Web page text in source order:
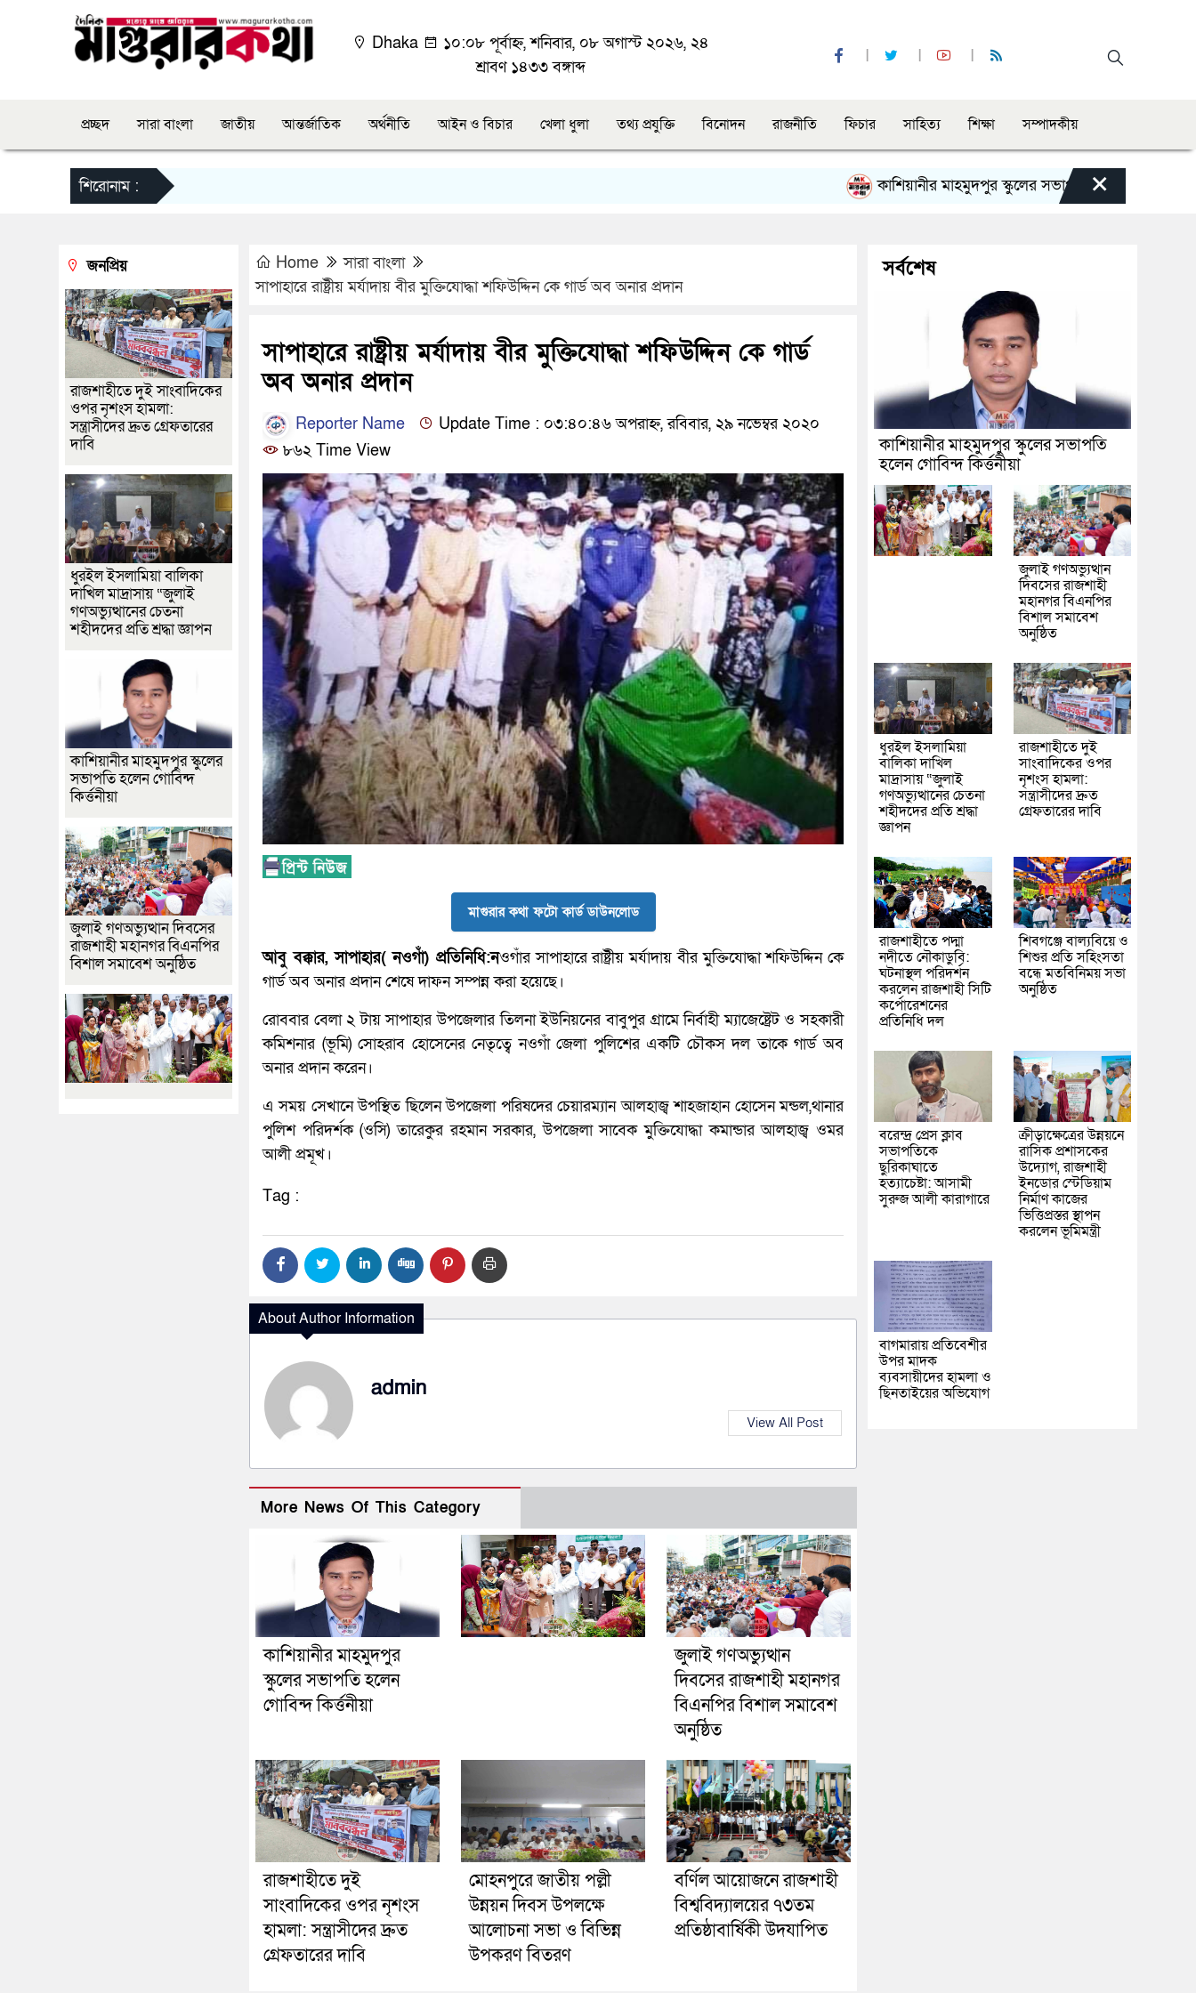
Dhaka
১০:০৮ পূর্বাহ্ন, শনিবার, ০৮ অগাস্ট ২০২৬, ২৪
শ্রাবণ ১৪৩৩ বঙ্গাব্দ
প্রচ্ছদ সারা বাংলা জাতীয় আন্তর্জাতিক অর্থনীতি আইন ও বিচার খেলা ধুলা তথ্য প্রযুক্তি বিনোদন রাজনীতি ফিচার সাহিত্য শিক্ষা সম্পাদকীয়
শিরোনাম : কাশিয়ানীর মাহমুদপুর স্কুলের সভাপতি হলেন গোবিন্দ কির্ত্তনীয়া
×
Home
সারা বাংলা
সাপাহারে রাষ্ট্রীয় মর্যাদায় বীর মুক্তিযোদ্ধা শফিউদ্দিন কে গার্ড অব অনার প্রদান
সাপাহারে রাষ্ট্রীয় মর্যাদায় বীর মুক্তিযোদ্ধা শফিউদ্দিন কে গার্ড
অব অনার প্রদান
Reporter Name
Update Time : ০৩:৪০:৪৬ অপরাহ্ন, রবিবার, ২৯ নভেম্বর ২০২০
৮৬২ Time View
মাগুরার কথা ফটো কার্ড ডাউনলোড
আবু বক্কার, সাপাহার( নওগাঁ) প্রতিনিধি:নওগাঁর সাপাহারে রাষ্ট্রীয় মর্যাদায় বীর মুক্তিযোদ্ধা শফিউদ্দিন কে
গার্ড অব অনার প্রদান শেষে দাফন সম্পন্ন করা হয়েছে।
রোববার বেলা ২ টায় সাপাহার উপজেলার তিলনা ইউনিয়নের বাবুপুর গ্রামে নির্বাহী ম্যাজেষ্ট্রেট ও সহকারী
কমিশনার (ভূমি) সোহরাব হোসেনের নেতৃত্বে নওগাঁ জেলা পুলিশের একটি চৌকস দল তাকে গার্ড অব
অনার প্রদান করেন।
এ সময় সেখানে উপস্থিত ছিলেন উপজেলা পরিষদের চেয়ারম্যান আলহাজ্ব শাহজাহান হোসেন মন্ডল,থানার
পুলিশ পরিদর্শক (ওসি) তারেকুর রহমান সরকার, উপজেলা সাবেক মুক্তিযোদ্ধা কমান্ডার আলহাজ্ব ওমর
আলী প্রমূখ।
Tag :
About Author Information
admin
View All Post
More News Of This Category
কাশিয়ানীর মাহমুদপুর
স্কুলের সভাপতি হলেন
গোবিন্দ কির্ত্তনীয়া
জুলাই গণঅভ্যুত্থান
দিবসের রাজশাহী মহানগর
বিএনপির বিশাল সমাবেশ
অনুষ্ঠিত
রাজশাহীতে দুই
সাংবাদিকের ওপর নৃশংস
হামলা: সন্ত্রাসীদের দ্রুত
গ্রেফতারের দাবি
মোহনপুরে জাতীয় পল্লী
উন্নয়ন দিবস উপলক্ষে
আলোচনা সভা ও বিভিন্ন
উপকরণ বিতরণ
বর্ণিল আয়োজনে রাজশাহী
বিশ্ববিদ্যালয়ের ৭৩তম
প্রতিষ্ঠাবার্ষিকী উদযাপিত
জনপ্রিয়
রাজশাহীতে দুই সাংবাদিকের
ওপর নৃশংস হামলা:
সন্ত্রাসীদের দ্রুত গ্রেফতারের
দাবি
ধুরইল ইসলামিয়া বালিকা
দাখিল মাদ্রাসায় “জুলাই
গণঅভ্যুত্থানের চেতনা
শহীদদের প্রতি শ্রদ্ধা জ্ঞাপন
কাশিয়ানীর মাহমুদপুর স্কুলের
সভাপতি হলেন গোবিন্দ
কির্ত্তনীয়া
জুলাই গণঅভ্যুত্থান দিবসের
রাজশাহী মহানগর বিএনপির
বিশাল সমাবেশ অনুষ্ঠিত
সর্বশেষ
কাশিয়ানীর মাহমুদপুর স্কুলের সভাপতি
হলেন গোবিন্দ কির্ত্তনীয়া
জুলাই গণঅভ্যুত্থান
দিবসের রাজশাহী
মহানগর বিএনপির
বিশাল সমাবেশ
অনুষ্ঠিত
ধুরইল ইসলামিয়া
বালিকা দাখিল
মাদ্রাসায় “জুলাই
গণঅভ্যুত্থানের চেতনা
শহীদদের প্রতি শ্রদ্ধা
জ্ঞাপন
রাজশাহীতে দুই
সাংবাদিকের ওপর
নৃশংস হামলা:
সন্ত্রাসীদের দ্রুত
গ্রেফতারের দাবি
রাজশাহীতে পদ্মা
নদীতে নৌকাডুবি:
ঘটনাস্থল পরিদর্শন
করলেন রাজশাহী সিটি
কর্পোরেশনের
প্রতিনিধি দল
শিবগঞ্জে বাল্যবিয়ে ও
শিশুর প্রতি সহিংসতা
বন্ধে মতবিনিময় সভা
অনুষ্ঠিত
বরেন্দ্র প্রেস ক্লাব
সভাপতিকে
ছুরিকাঘাতে
হত্যাচেষ্টা: আসামী
সুরুজ আলী কারাগারে
ক্রীড়াক্ষেত্রের উন্নয়নে
রাসিক প্রশাসকের
উদ্যোগ, রাজশাহী
ইনডোর স্টেডিয়াম
নির্মাণ কাজের
ভিত্তিপ্রস্তর স্থাপন
করলেন ভূমিমন্ত্রী
বাগমারায় প্রতিবেশীর
উপর মাদক
ব্যবসায়ীদের হামলা ও
ছিনতাইয়ের অভিযোগ